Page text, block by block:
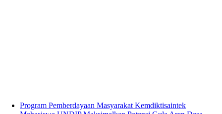
Program Pemberdayaan Masyarakat Kemdiktisaintek